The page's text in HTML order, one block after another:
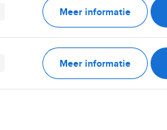
Meer informatie
Meer informatie